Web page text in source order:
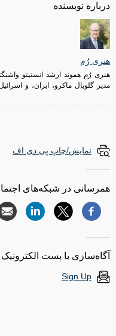
درباره نویسنده
هنری رُم
هنری رُم هموند ارشد انستیتو
مدیر گلوبال ماکرو، ایران، و
نمایش/چاپ پی.دی.اف
همرسانی در شبکه‌های
آگاه‌سازی با پست الکترونیک
Sign Up